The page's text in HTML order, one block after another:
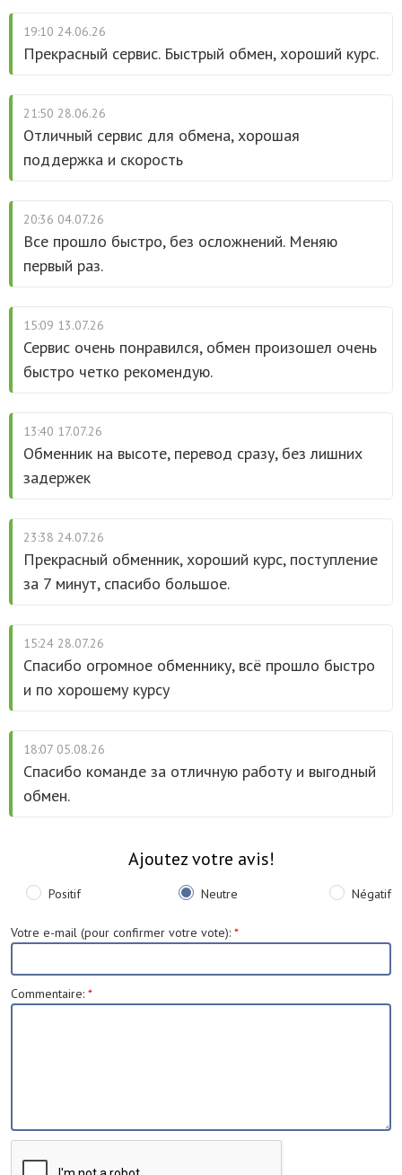
19:10 24.06.26
Прекрасный сервис. Быстрый обмен, хороший курс.
21:50 28.06.26
Отличный сервис для обмена, хорошая
поддержка и скорость
20:36 04.07.26
Все прошло быстро, без осложнений. Меняю
первый раз.
15:09 13.07.26
Сервис очень понравился, обмен произошел очень
быстро четко рекомендую.
13:40 17.07.26
Обменник на высоте, перевод сразу, без лишних
задержек
23:38 24.07.26
Прекрасный обменник, хороший курс, поступление
за 7 минут, спасибо большое.
15:24 28.07.26
Спасибо огромное обменнику, всё прошло быстро
и по хорошему курсу
18:07 05.08.26
Спасибо команде за отличную работу и выгодный
обмен.
Ajoutez votre avis!
Positif Neutre Négatif
Votre e-mail (pour confirmer votre vote): *
Commentaire: *